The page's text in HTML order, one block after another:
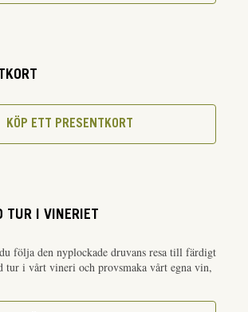
KÖP ETT PRESENTKORT
TUR I VINERIET
följa den nyplockade druvans resa till färdigt
tur i vårt vineri och provsmaka vårt egna vin,